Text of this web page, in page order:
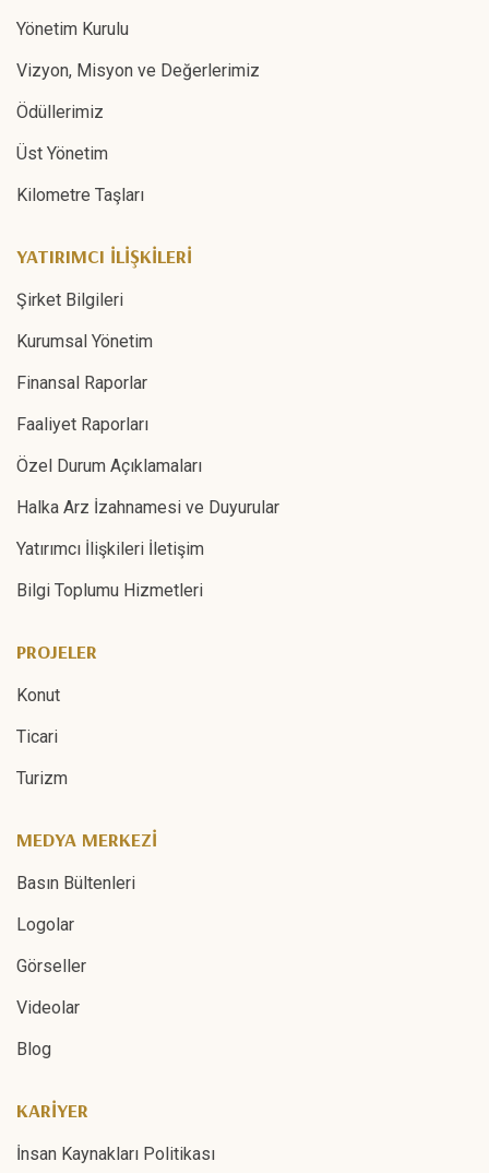
Yönetim Kurulu
Vizyon, Misyon ve Değerlerimiz
Ödüllerimiz
Üst Yönetim
Kilometre Taşları
YATIRIMCI İLİŞKİLERİ
Şirket Bilgileri
Kurumsal Yönetim
Finansal Raporlar
Faaliyet Raporları
Özel Durum Açıklamaları
Halka Arz İzahnamesi ve Duyurular
Yatırımcı İlişkileri İletişim
Bilgi Toplumu Hizmetleri
PROJELER
Konut
Ticari
Turizm
MEDYA MERKEZİ
Basın Bültenleri
Logolar
Görseller
Videolar
Blog
KARİYER
İnsan Kaynakları Politikası